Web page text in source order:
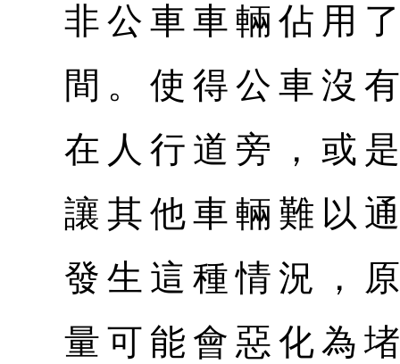
非公車車輛佔用
間。使得公車沒
在人行道旁，或
讓其他車輛難以
發生這種情況，
量可能會惡化為